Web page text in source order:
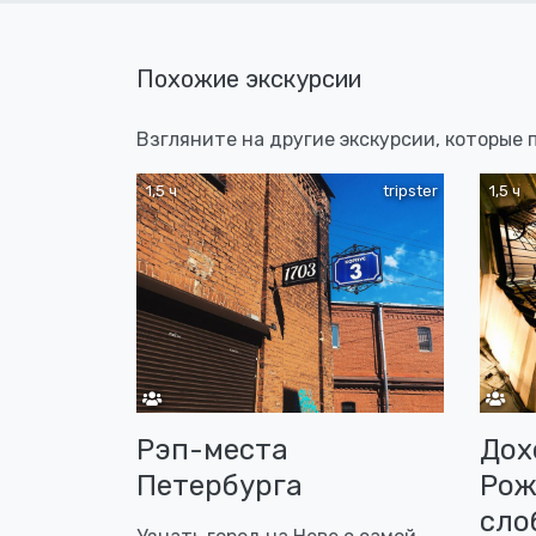
Похожие экскурсии
Взгляните на другие экскурсии,
tripster
1,5 ч
Рэп-места
Петербурга
1,5 ч